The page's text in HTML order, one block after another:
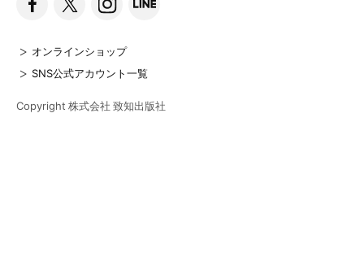
オンラインショップ
SNS公式アカウント一覧
Copyright 株式会社 致知出版社